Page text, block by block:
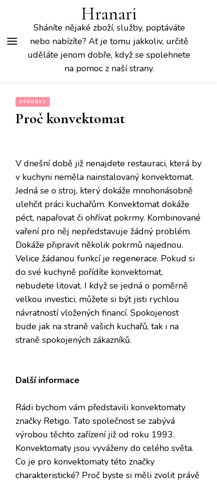
Hranari
Sháníte nějaké zboží, služby, poptáváte
nebo nabízíte? Ať je tomu jakkoliv, určitě
uděláte jenom dobře, když se spolehnete
na pomoc z naší strany.
VÝROBKY
Proč konvektomat
V dnešní době již nenajdete restauraci, která by
v kuchyni neměla nainstalovaný konvektomat.
Jedná se o stroj, který dokáže mnohonásobně
ulehčit práci kuchařům. Konvektomat dokáže
péct, napařovat či ohřívat pokrmy. Kombinované
vaření pro něj nepředstavuje žádný problém.
Dokáže připravit několik pokrmů najednou.
Velice žádanou funkcí je regenerace. Pokud si
do své kuchyně pořídíte konvektomat,
nebudete litovat. I když se jedná o poměrně
velkou investici, můžete si být jisti rychlou
návratností vložených financí. Spokojenost
bude jak na straně vašich kuchařů, tak i na
straně spokojených zákazníků.
Další informace
Rádi bychom vám představili konvektomaty
značky Retigo. Tato společnost se zabývá
výrobou těchto zařízení již od roku 1993.
Konvektomaty jsou vyváženy do celého světa.
Co je pro konvektomaty této značky
charakteristické? Proč byste si měli zvolit právě